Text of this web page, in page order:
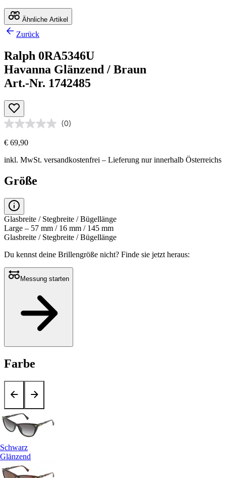
Ähnliche Artikel
Zurück
Ralph 0RA5346U
Havanna Glänzend / Braun
Art.-Nr. 1742485
(0)
€ 69,90
inkl. MwSt. versandkostenfrei – Lieferung nur innerhalb Österreichs
Größe
Glasbreite / Stegbreite / Bügellänge
Large – 57 mm / 16 mm / 145 mm
Glasbreite / Stegbreite / Bügellänge
Du kennst deine Brillengröße nicht? Finde sie jetzt heraus:
Messung starten
Farbe
Schwarz
Glänzend